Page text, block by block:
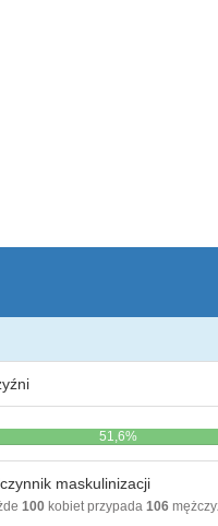
51,6%
maskulinizacji
100kobiet przypada 106